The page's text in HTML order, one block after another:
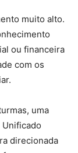
muito alto.
ou financeira
com os
uma
direcionada